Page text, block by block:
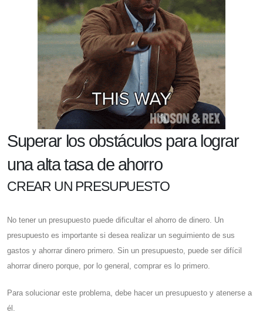
Superar los obstáculos para lograr
una alta tasa de ahorro
CREAR UN PRESUPUESTO
No tener un presupuesto puede dificultar el ahorro de dinero. Un
presupuesto es importante si desea realizar un seguimiento de sus
gastos y ahorrar dinero primero. Sin un presupuesto, puede ser difícil
ahorrar dinero porque, por lo general, comprar es lo primero.
Para solucionar este problema, debe hacer un presupuesto y atenerse a
él.